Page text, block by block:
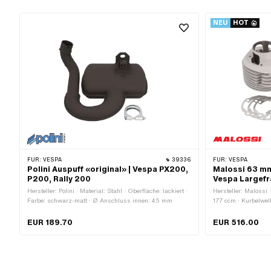
FÜR: VESPA 39336
Polini Auspuff «original» | Vespa PX200,
P200, Rally 200
Hersteller: Polini · Material: Stahl · Oberfläche: lackiert ·
Farbe: schwarz-matt · Ø Anschluss innen: 45 mm
EUR 189.70
NEU HOT
FÜR: VESPA
Malossi 63
Vespa
Hersteller: Malossi
177 ccm ·
mm · Ø
EUR 516.00